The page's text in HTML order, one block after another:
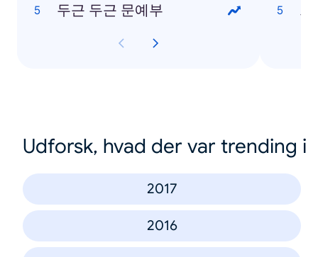
두근 두근 문예부
드
Udforsk, hvad der var trending i
2017
2016